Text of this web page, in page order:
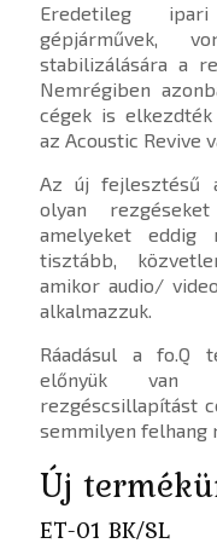
Eredetileg
gépjárművek,
stabilizálására a
Nemrégiben
cégek is
az Acoustic Revive
Az új fejlesztésű
olyan
amelyeket eddig
tisztább,
amikor audio/
alkalmazzuk.
Ráadásul a fo.Q
előnyük van
rezgéscsillapítást
semmilyen felhang
Új
ET-01 BK/SL